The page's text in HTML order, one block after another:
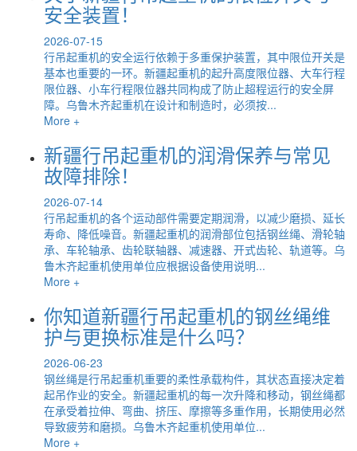
安全装置！
2026-07-15
行吊起重机的安全运行依赖于多重保护装置，其中限位开关是
基本也重要的一环。新疆起重机的起升高度限位器、大车行程
限位器、小车行程限位器共同构成了防止超程运行的安全屏
障。乌鲁木齐起重机在设计和制造时，必须按...
More +
新疆行吊起重机的润滑保养与常见
故障排除！
2026-07-14
行吊起重机的各个运动部件需要定期润滑，以减少磨损、延长
寿命、降低噪音。新疆起重机的润滑部位包括钢丝绳、滑轮轴
承、车轮轴承、齿轮联轴器、减速器、开式齿轮、轨道等。乌
鲁木齐起重机使用单位应根据设备使用说明...
More +
你知道新疆行吊起重机的钢丝绳维
护与更换标准是什么吗？
2026-06-23
钢丝绳是行吊起重机重要的柔性承载构件，其状态直接决定着
起吊作业的安全。新疆起重机的每一次升降和移动，钢丝绳都
在承受着拉伸、弯曲、挤压、摩擦等多重作用，长期使用必然
导致疲劳和磨损。乌鲁木齐起重机使用单位...
More +